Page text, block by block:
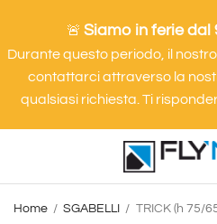
🚨 Siamo in ferie dal
Durante questo periodo, il
contattarci attraverso la
qualsiasi richiesta. Ti
Home SGABELLI TRICK (h 75/